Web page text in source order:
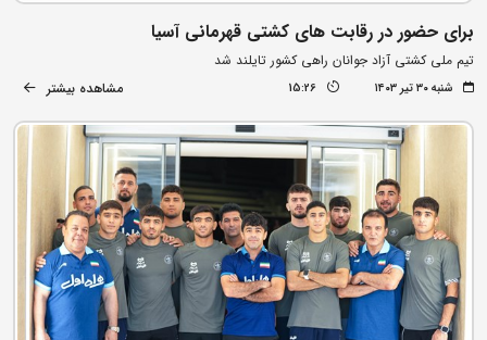
برای حضور در رقابت های کشتی قهرمانی آسیا
تیم ملی کشتی آزاد جوانان راهی کشور تایلند شد
شنبه ۳۰ تیر ۱۴۰۳ 15:26 مشاهده بیشتر